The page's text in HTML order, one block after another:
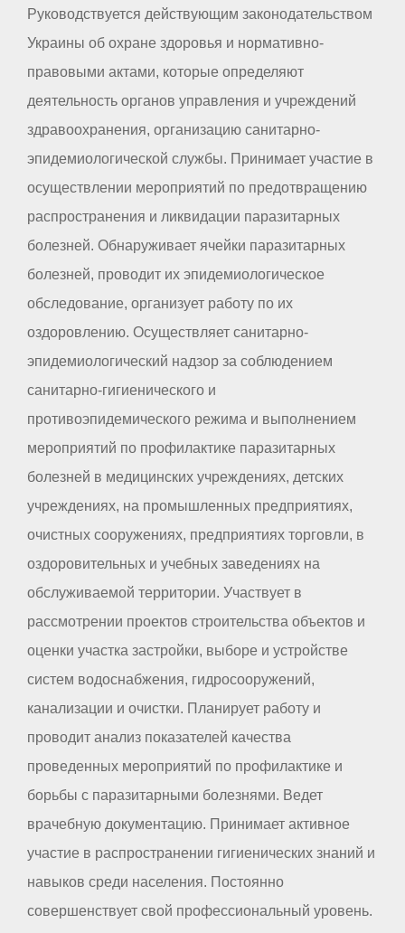
Руководствуется действующим законодательством
Украины об охране здоровья и нормативно-
правовыми актами, которые определяют
деятельность органов управления и учреждений
здравоохранения, организацию санитарно-
эпидемиологической службы. Принимает участие в
осуществлении мероприятий по предотвращению
распространения и ликвидации паразитарных
болезней. Обнаруживает ячейки паразитарных
болезней, проводит их эпидемиологическое
обследование, организует работу по их
оздоровлению. Осуществляет санитарно-
эпидемиологический надзор за соблюдением
санитарно-гигиенического и
противоэпидемического режима и выполнением
мероприятий по профилактике паразитарных
болезней в медицинских учреждениях, детских
учреждениях, на промышленных предприятиях,
очистных сооружениях, предприятиях торговли, в
оздоровительных и учебных заведениях на
обслуживаемой территории. Участвует в
рассмотрении проектов строительства объектов и
оценки участка застройки, выборе и устройстве
систем водоснабжения, гидросооружений,
канализации и очистки. Планирует работу и
проводит анализ показателей качества
проведенных мероприятий по профилактике и
борьбы с паразитарными болезнями. Ведет
врачебную документацию. Принимает активное
участие в распространении гигиенических знаний и
навыков среди населения. Постоянно
совершенствует свой профессиональный уровень.